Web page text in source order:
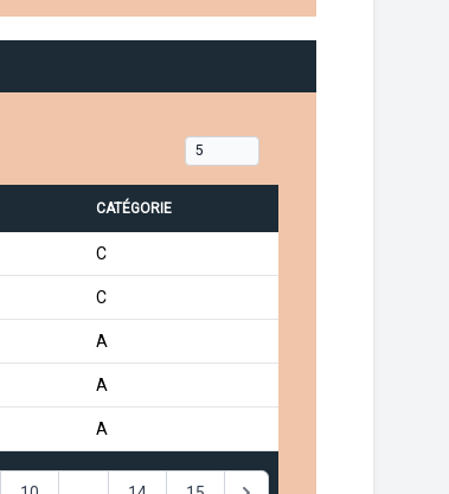
CATÉGORIE
C
C
A
A
A